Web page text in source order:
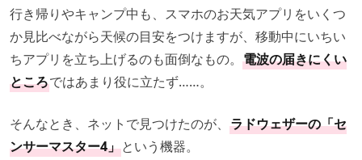
行き帰りやキャンプ中も、スマホのお天気アプリをいくつ
か見比べながら天候の目安をつけますが、移動中にいちい
ちアプリを立ち上げるのも面倒なもの。 電波の届きにくい
ところではあまり役に立たず……。
そんなとき、ネットで見つけたのが、 ラドウェザーの「セ
ンサーマスター4」という機器。